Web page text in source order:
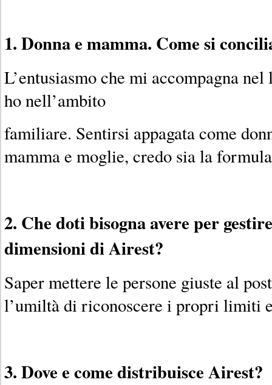
1. Donna e mamma. Come si
L’entusiasmo che mi accompagna nel
ho nell’ambito
familiare. Sentirsi appagata come
mamma e moglie, credo sia la
2. Che doti bisogna avere per
dimensioni di Airest?
Saper mettere le persone giuste al
l’umiltà di riconoscere i propri limiti
3. Dove e come distribuisce Airest?